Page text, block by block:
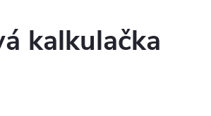
kalkulačka